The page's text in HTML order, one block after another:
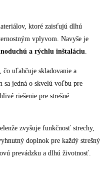
ktoré zaisťujú dlhú
vplyvom. Navyše je
a rýchlu inštaláciu.
uľahčuje skladovanie a
sa jedná o skvelú voľbu pre
riešenie pre strešné
zvyšuje funkčnosť strechy,
doplnok pre každý strešný
prevádzku a dlhú životnosť.